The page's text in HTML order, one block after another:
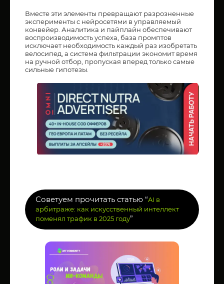
Вместе эти элементы превращают разрозненные
эксперименты с нейросетями в управляемый
конвейер. Аналитика и пайплайн обеспечивают
воспроизводимость успеха, база промптов
исключает необходимость каждый раз изобретать
велосипед, а система фильтрации экономит время
на ручной отбор, пропуская вперед только самые
сильные гипотезы.
Советуем прочитать статью “AI в
арбитраже: как искусственный интеллект
поменял трафик в 2025 году”